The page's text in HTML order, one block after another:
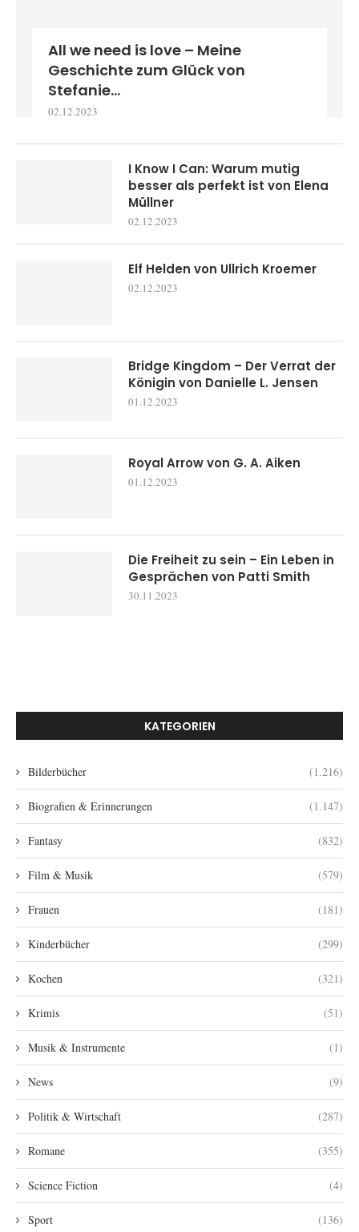
All we need is love – Meine
Geschichte zum Glück von
Stefanie...
02.12.2023
I Know I Can: Warum mutig
besser als perfekt ist von Elena
Müllner
02.12.2023
Elf Helden von Ullrich Kroemer
02.12.2023
Bridge Kingdom – Der Verrat der
Königin von Danielle L. Jensen
01.12.2023
Royal Arrow von G. A. Aiken
01.12.2023
Die Freiheit zu sein – Ein Leben in
Gesprächen von Patti Smith
30.11.2023
KATEGORIEN
Bilderbücher (1.216)
Biografien & Erinnerungen (1.147)
Fantasy (832)
Film & Musik (579)
Frauen (181)
Kinderbücher (299)
Kochen (321)
Krimis (51)
Musik & Instrumente (1)
News (9)
Politik & Wirtschaft (287)
Romane (355)
Science Fiction (4)
Sport (136)